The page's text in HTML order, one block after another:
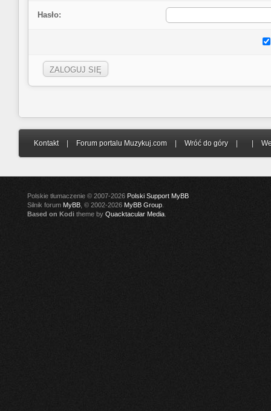
Hasło:
Kontakt Forum portalu Muzykuj.com Wróć do góry
Polskie tłumaczenie © 2007-2026 Polski Support MyBB
Silnik forum MyBB , © 2002-2026 MyBB Group
Based on Kodi theme by Quacktacular Media